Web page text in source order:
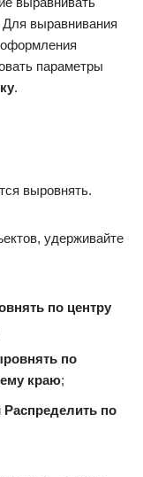
Для выравнивания
параметры
.
выровнять.
удерживайте
по центру
по
краю;
Распределить по